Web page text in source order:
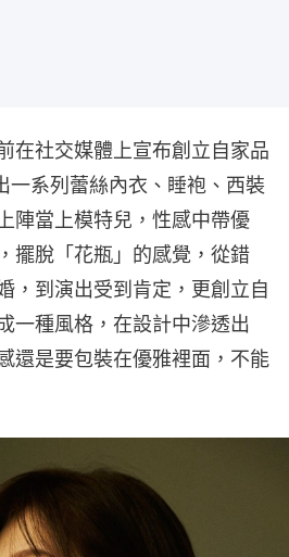
在社交媒體上宣布創立自家品
系列蕾絲內衣、睡袍、西裝
陣當上模特兒，性感中帶優
擺脫「花瓶」的感覺，從錯
，到演出受到肯定，更創立自
一種風格，在設計中滲透出
還是要包裝在優雅裡面，不能